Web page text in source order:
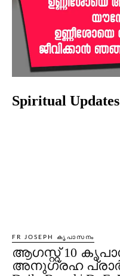
Spiritual Updates
FR JOSEPH കൃപാസനം
ആഗസ്റ്റ് 10
അനുഗ്രഹ